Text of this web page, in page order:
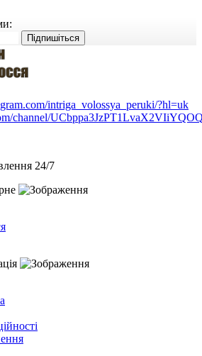
Підпишіться
intriga_volossya_peruki/?hl=uk
channel/
24/7